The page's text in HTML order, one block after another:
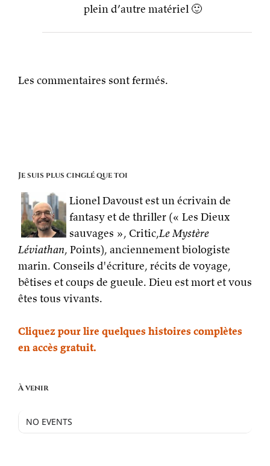
plein d’autre matériel 🙂
Les commentaires sont fermés.
Je suis plus cinglé que toi
Lionel Davoust est un écrivain de
fantasy et de thriller (« Les Dieux
sauvages », Critic,Le Mystère
Léviathan, Points), anciennement biologiste
marin. Conseils d'écriture, récits de voyage,
bêtises et coups de gueule. Dieu est mort et vous
êtes tous vivants.
Cliquez pour lire quelques histoires complètes
en accès gratuit.
À venir
NO EVENTS